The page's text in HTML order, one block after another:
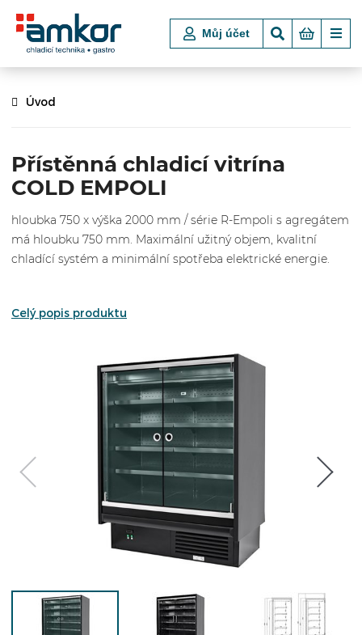
Můj účet
Úvod
Přístěnná chladicí vitrína
COLD EMPOLI
hloubka 750 x výška 2000 mm / série R-Empoli s agregátem
má hloubku 750 mm. Maximální užitný objem, kvalitní
chladící systém a minimální spotřeba elektrické energie.
Celý popis produktu